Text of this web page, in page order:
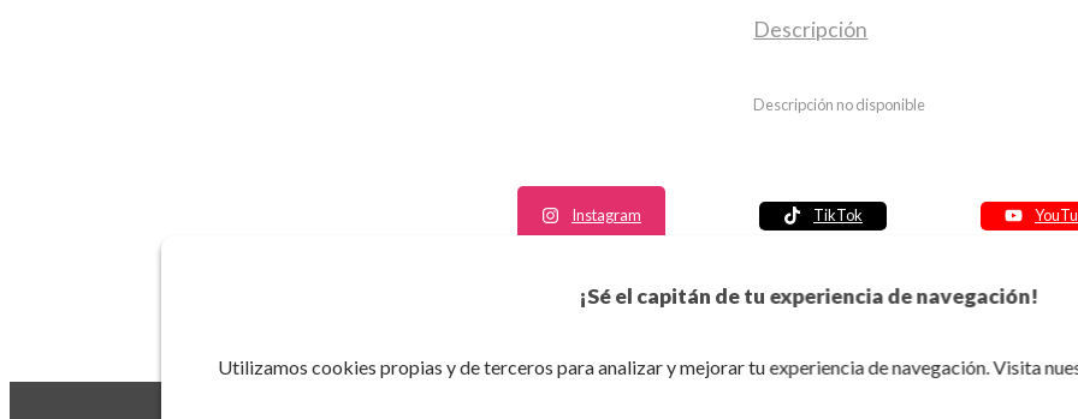
¡Sé el capitán de tu experiencia de navegación!
Utilizamos cookies propias y de terceros para analizar y mejorar tu experiencia de navegación. Visita
Descripción
Descripción no disponible
Instagram TikTok
Política de seguridad